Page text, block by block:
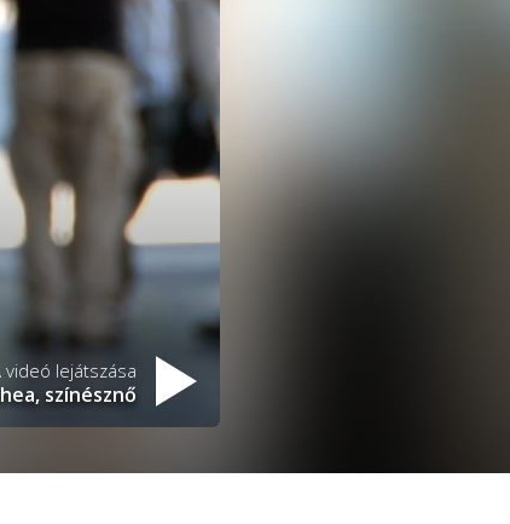
videó lejátszása
színésznő